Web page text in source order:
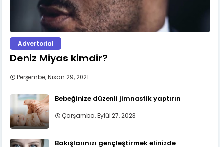
Advertorial
Deniz Miyas kimdir?
Perşembe, Nisan 29, 2021
Bebeğinize düzenli jimnastik yaptırın
Çarşamba, Eylül 27, 2023
Bakışlarınızı gençleştirmek elinizde